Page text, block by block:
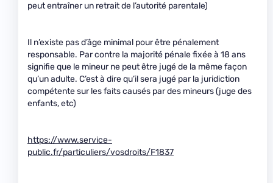
peut entraîner un retrait de l’autorité parentale)
Il n’existe pas d’âge minimal pour être pénalement
responsable. Par contre la majorité pénale fixée à 18 ans
signifie que le mineur ne peut être jugé de la même façon
qu’un adulte. C’est à dire qu’il sera jugé par la juridiction
compétente sur les faits causés par des mineurs (juge des
enfants, etc)
https://www.service-
public.fr/particuliers/vosdroits/F1837